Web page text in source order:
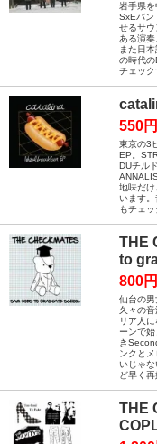
岩手県
SxEバン
せるサ
ある演奏
また日
の時代
チェック
550
東京の3
EP。
DUチル
地味だ
います
もチェッ
THE
to
800
仙台の
久々の
リア人
ーンで
き
ンクと
いじゃ
ど早く
THE